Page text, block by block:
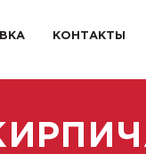
КОНТАКТЫ